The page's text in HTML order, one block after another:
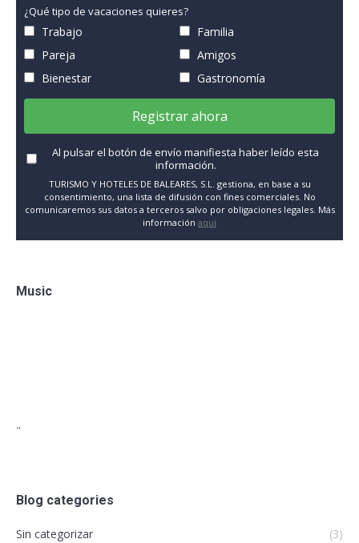
¿Qué tipo de vacaciones quieres?
Trabajo
Familia
Pareja
Amigos
Bienestar
Gastronomía
Registrar ahora
Al pulsar el botón de envío manifiesta haber leído esta
información.
TURISMO Y HOTELES DE BALEARES, S.L. gestiona, en base a su
consentimiento, una lista de difusión con fines comerciales. No
comunicaremos sus datos a terceros salvo por obligaciones legales. Más
información aquí
Music
"
Blog categories
Sin categorizar (3)